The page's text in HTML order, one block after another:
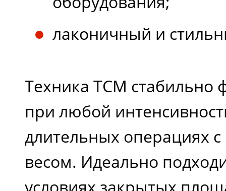
лаконичный и
Техника TCM стабильно
при любой
длительных операциях
весом. Идеально